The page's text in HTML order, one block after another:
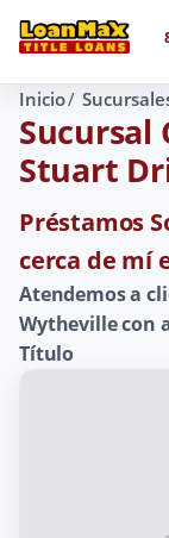
Inicio
Sucursal
Stuart
Préstamos
cerca de mí
Atendemos a
Wytheville con
Título